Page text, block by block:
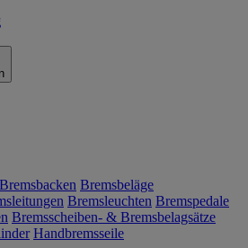
Bremsbacken Bremsbeläge
Bremsleuchten Bremspedale
Bremsscheiben- & Bremsbelagsätze
Handbremsseile